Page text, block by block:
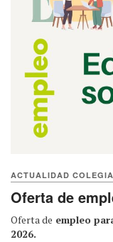
ACTUALIDAD
Oferta de
Oferta de empleo
2026.